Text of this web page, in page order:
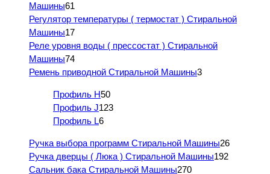
Машины61
Регулятор температуры ( термостат ) Стиральной
Машины17
Реле уровня воды ( прессостат ) Стиральной
Машины74
Ремень приводной Стиральной Машины3
Профиль H50
Профиль J123
Профиль L6
Ручка выбора программ Стиральной Машины26
Ручка дверцы ( Люка ) Стиральной Машины192
Сальник бака Стиральной Машины270